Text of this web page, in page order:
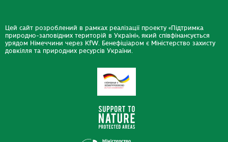
Цей сайт розроблений в рамках реалізації проекту «Підтримка
природно-заповідних територій в Україні», який співфінансується
урядом Німеччини через KfW. Бенефіціаром є Міністерство захисту
довкілля та природних ресурсів України.